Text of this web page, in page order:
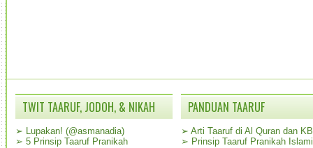
TWIT TAARUF, JODOH, & NIKAH
➢ Lupakan! (@asmanadia)
➢ 5 Prinsip Taaruf Pranikah
PANDUAN TAARUF
➢ Arti Taaruf di Al Quran dan
➢ Prinsip Taaruf Pranikah Islami